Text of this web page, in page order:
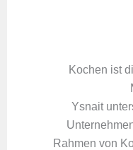
Kochen ist
Ysnait
Rahmen von